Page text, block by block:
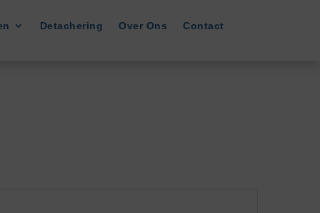
Detachering Over Ons Contact